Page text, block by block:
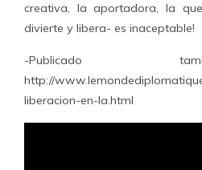
creativa, la aportadora, la
divierte y libera- es inaceptable!
-Publicado
http://
liberacion-en-la.html